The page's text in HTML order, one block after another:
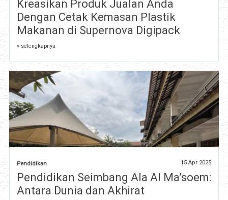
Kreasikan Produk Jualan Anda
Dengan Cetak Kemasan Plastik
Makanan di Supernova Digipack
» selengkapnya
Pendidikan 15 Apr 2025
Pendidikan Seimbang Ala Al Ma’soem:
Antara Dunia dan Akhirat